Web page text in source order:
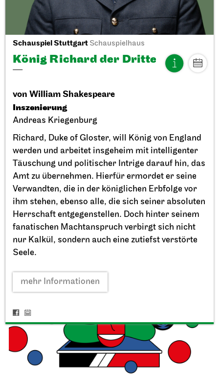
Schauspiel Stuttgart Schauspielhaus
König Richard der Dritte
von William Shakespeare
Inszenierung
Andreas Kriegenburg
Richard, Duke of Gloster, will König von England
werden und arbeitet insgeheim mit intelligenter
Täuschung und politischer Intrige darauf hin, das
Amt zu übernehmen. Hierfür ermordet er seine
Verwandten, die in der königlichen Erbfolge vor
ihm stehen, ebenso alle, die sich seiner absoluten
Herrschaft entgegenstellen. Doch hinter seinem
fanatischen Machtanspruch verbirgt sich nicht
nur Kalkül, sondern auch eine zutiefst verstörte
Seele.
mehr Informationen
Stuttgarter Ballett StadtPalais
Präsentation des Stuttgarter
Ballett Annuals
11.09.2026
So, 20.09.2026